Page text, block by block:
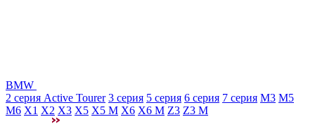
BMW
2 серия Active Tourer 3 серия 5 серия 6 серия 7 серия M3 М5
M6 X1 X2 X3 X5 X5 M X6 X6 M Z3 Z3 M